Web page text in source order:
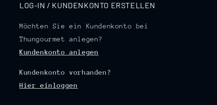
LOG-IN / KUNDENKONTO ERSTELLEN
Möchten Sie ein Kundenkonto bei
Thungourmet anlegen?
Kundenkonto anlegen
Kundenkonto vorhanden?
Hier einloggen